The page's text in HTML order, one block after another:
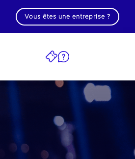
Vous êtes une entreprise ?